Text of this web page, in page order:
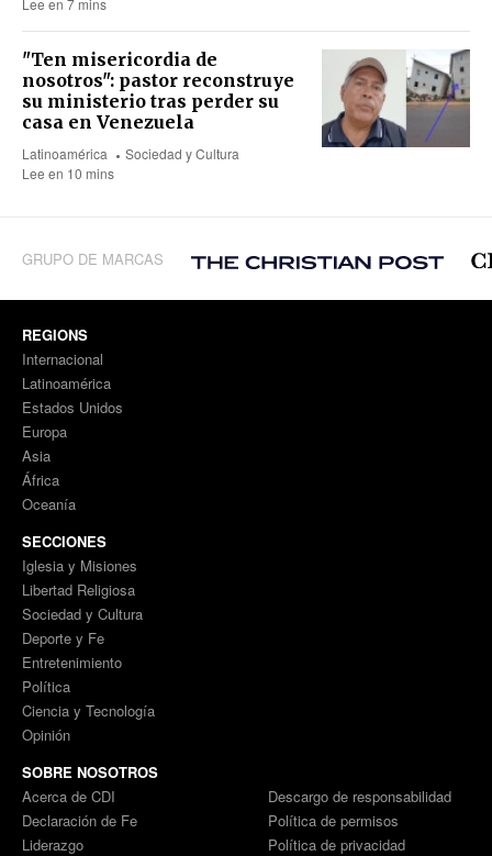
Lee en 7 mins
"Ten misericordia de
nosotros": pastor reconstruye
su ministerio tras perder su
casa en Venezuela
Latinoamérica
Sociedad y Cultura
Lee en 10 mins
GRUPO DE MARCAS
REGIONS
Internacional
Latinoamérica
Estados Unidos
Europa
Asia
África
Oceanía
SECCIONES
Iglesia y Misiones
Libertad Religiosa
Sociedad y Cultura
Deporte y Fe
Entretenimiento
Política
Ciencia y Tecnología
Opinión
SOBRE NOSOTROS
Acerca de CDI
Declaración de Fe
Liderazgo
Descargo de responsabilidad
Política de permisos
Política de privacidad